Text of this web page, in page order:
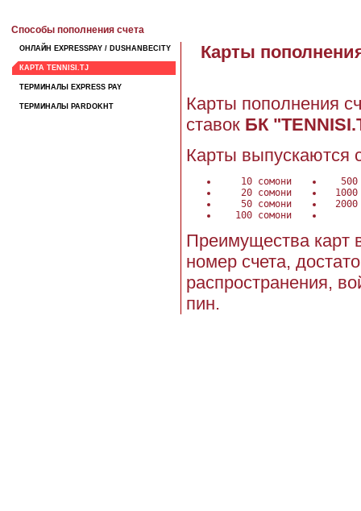
Способы пополнения счета
ОНЛАЙН EXPRESSPAY / DUSHANBECITY
КАРТА TENNISI.TJ
ТЕРМИНАЛЫ EXPRESS PAY
ТЕРМИНАЛЫ PARDOKHT
Карты
Карты пополнения
ставок БК
Карты выпускаются
10 сомони
20 сомони
50 сомони
100 сомони
500
1000
2000
Преимущества карт
номер счета,
распространения,
пин.